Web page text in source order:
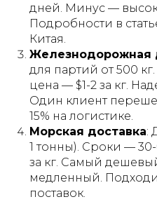
дней. Минус —
Подробности в
Китая.
Железнодорожная
для партий от 500
цена — $1-2 за кг.
Один клиент
15% на логистике.
Морская доставка:
1 тонны). Сроки —
за кг. Самый
медленный.
поставок.